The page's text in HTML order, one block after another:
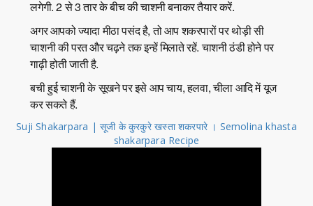
लगेगी. 2 से 3 तार के बीच की चाशनी बनाकर तैयार करें.
अगर आपको ज्यादा मीठा पसंद है, तो आप शकरपारों पर थोड़ी सी
चाशनी की परत और चढ़ने तक इन्हें मिलाते रहें. चाशनी ठंडी होने पर
गाढ़ी होती जाती है.
बची हुई चाशनी के सूखने पर इसे आप चाय, हलवा, चीला आदि में यूज
कर सकते हैं.
Suji Shakarpara | सूजी के कुरकुरे खस्ता शकरपारे । Semolina khasta
shakarpara Recipe